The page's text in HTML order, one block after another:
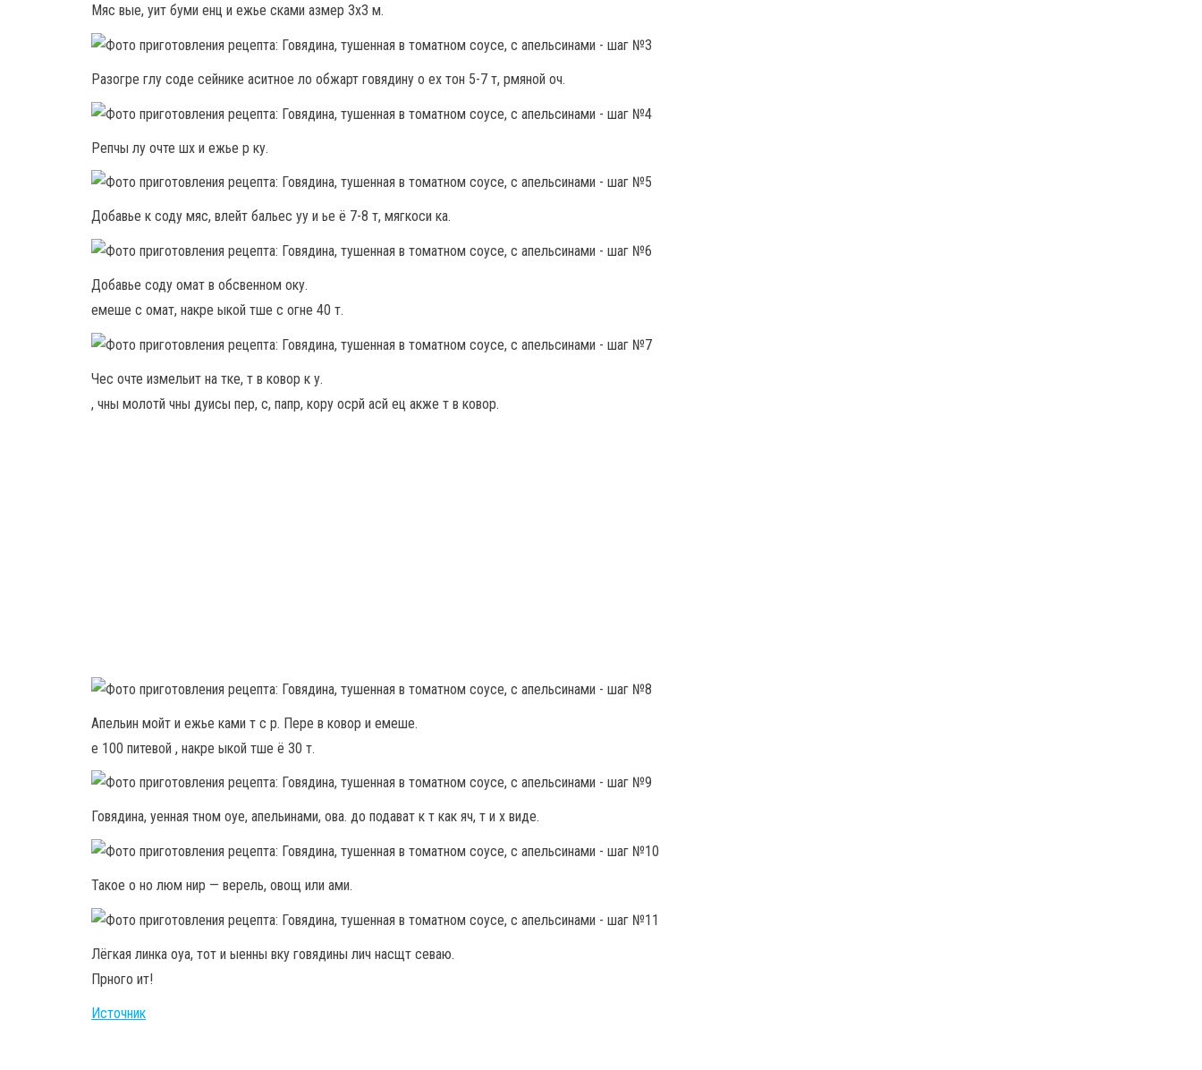
Мяс вые, уит буми енц и ежье сками азмер 3х3 м.
Разогре глу соде сейнике аситное ло обжарт говядину о ех тон 5-7 т, рмяной оч.
Репчы лу очте шх и ежье р ку.
Добавье к соду мяс, влейт бальес уу и ье ё 7-8 т, мягкоси ка.
Добавье соду омат в обсвенном оку.
емеше с омат, накре ыкой тше с огне 40 т.
Чес очте измельит на тке, т в ковор к у.
, чны молотй чны дуисы пер, с, папр, кору осрй асй ец акже т в ковор.
Апельин мойт и ежье ками т с р. Пере в ковор и емеше.
е 100 питевой , накре ыкой тше ё 30 т.
Говядина, уенная тном оуе, апельинами, ова. до подават к т как яч, т и х виде.
Такое о но люм нир — верель, овощ или ами.
Лёгкая линка оуа, тот и ыенны вку говядины лич насщт севаю.
Прного ит!
Источник